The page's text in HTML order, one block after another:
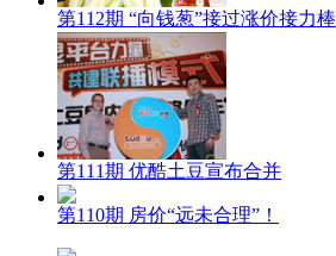
第112期 “向钱葱”接过涨价接力棒
第111期 优酷土豆宣布合并
第110期 房价“远未合理”！